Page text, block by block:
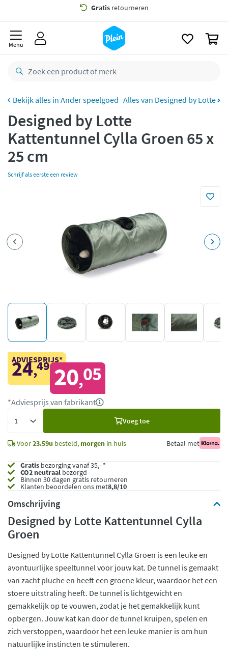
Gratisbezorging vanaf 35,- *
besteld,
retourneren
CO2 neutraalbezorgd
Betaal met Klarna
Menu
Ander speelgoed Alles van Designed by Lotte
Designed by Lotte
Kattentunnel Cylla Groen 65 x
25 cm
Schrijf als eerste een review
ADVIESPRIJS*
24,49 20,05
*Adviesprijs van fabrikant
Voeg toe
Voor23.59u besteld, morgen in huis Betaal met
Gratis bezorging vanaf 35,- *
CO2 neutraalbezorgd
Binnen 30 dagen gratis retourneren
Klanten beoordelen ons met8,8/10
Omschrijving
Designed by Lotte Kattentunnel Cylla
Groen
Designed by Lotte Kattentunnel Cylla Groen is een leuke en
avontuurlijke speeltunnel voor jouw kat. De tunnel is gemaakt
van zacht pluche en heeft een groene kleur, waardoor het een
stoere uitstraling heeft. De tunnel is lichtgewicht en
gemakkelijk op te vouwen, zodat je het gemakkelijk kunt
opbergen. Jouw kat kan door de tunnel kruipen, spelen en
zich verstoppen, waardoor het een leuke manier is om hun
natuurlijke instincten te stimuleren.